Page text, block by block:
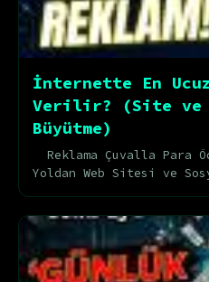
İnternette En
Verilir? (Site ve
Büyütme)
Reklama Çuvalla Para
Yoldan Web Sitesi ve